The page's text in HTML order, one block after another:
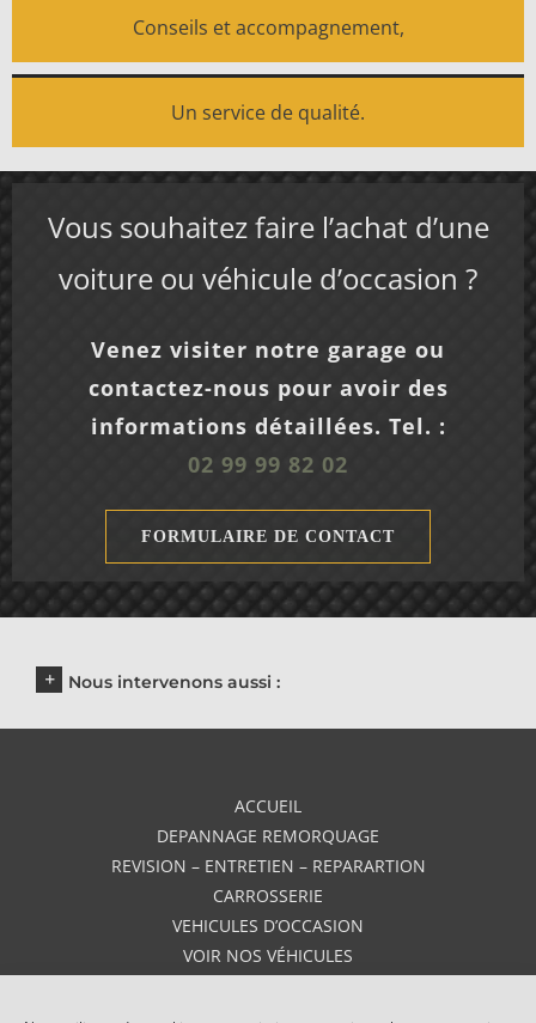
Conseils et accompagnement,
Un service de qualité.
Vous souhaitez faire l’achat d’une
voiture ou véhicule d’occasion ?
Venez visiter notre garage ou
contactez-nous pour avoir des
informations détaillées. Tel. :
02 99 99 82 02
FORMULAIRE DE CONTACT
Nous intervenons aussi :
ACCUEIL
DEPANNAGE REMORQUAGE
REVISION – ENTRETIEN – REPARARTION
CARROSSERIE
VEHICULES D’OCCASION
VOIR NOS VÉHICULES